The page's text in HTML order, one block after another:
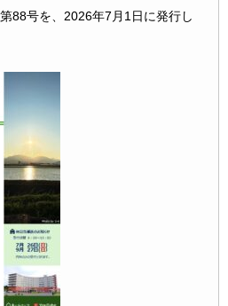
88号を、2026年7月1日に発行し